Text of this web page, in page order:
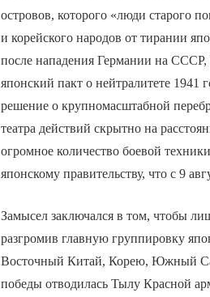
островов, которого «люди старого
и корейского народов от тирании
после нападения Германии на СССР,
японский пакт о нейтралитете
решение о крупномасштабной
театра действий скрытно на
огромное количество боевой
японскому правительству, что с 9
Замысел заключался в том, чтобы
разгромив главную группировку
Восточный Китай, Корею, Южный
победы отводилась Тылу Красной